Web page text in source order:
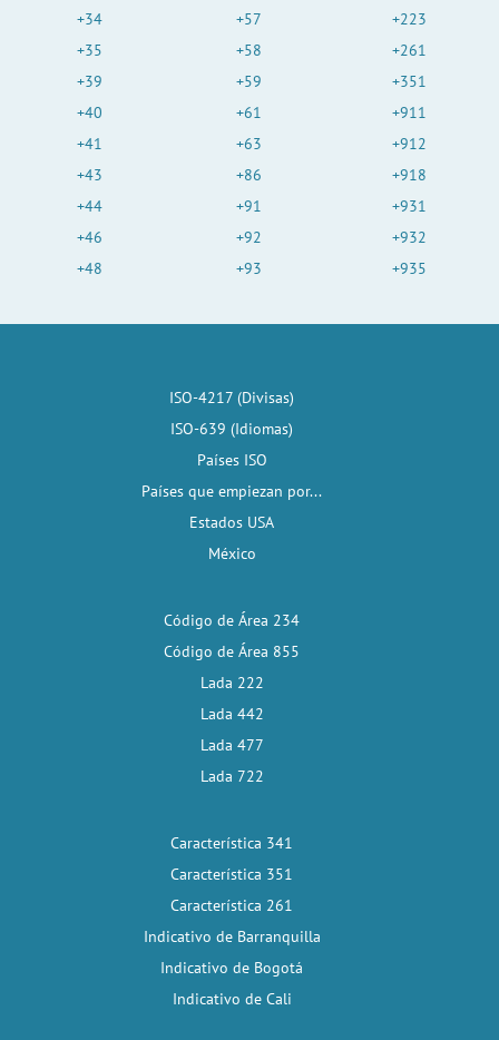
+34
+35
+39
+40
+41
+43
+44
+46
+48
+57
+58
+59
+61
+63
+86
+91
+92
+93
+223
+261
+351
+911
+912
+918
+931
+932
+935
ISO-4217 (Divisas)
ISO-639 (Idiomas)
Países ISO
Países que empiezan por...
Estados USA
México
Código de Área 234
Código de Área 855
Lada 222
Lada 442
Lada 477
Lada 722
Característica 341
Característica 351
Característica 261
Indicativo de Barranquilla
Indicativo de Bogotá
Indicativo de Cali